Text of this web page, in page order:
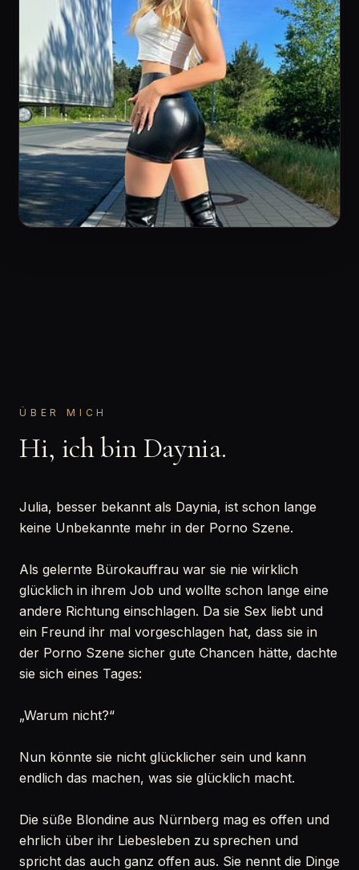
ÜBER MICH
Hi, ich bin Daynia.
Julia, besser bekannt als Daynia, ist schon lange
keine Unbekannte mehr in der Porno Szene.
Als gelernte Bürokauffrau war sie nie wirklich
glücklich in ihrem Job und wollte schon lange eine
andere Richtung einschlagen. Da sie Sex liebt und
ein Freund ihr mal vorgeschlagen hat, dass sie in
der Porno Szene sicher gute Chancen hätte, dachte
sie sich eines Tages:
„Warum nicht?“
Nun könnte sie nicht glücklicher sein und kann
endlich das machen, was sie glücklich macht.
Die süße Blondine aus Nürnberg mag es offen und
ehrlich über ihr Liebesleben zu sprechen und
spricht das auch ganz offen aus. Sie nennt die Dinge